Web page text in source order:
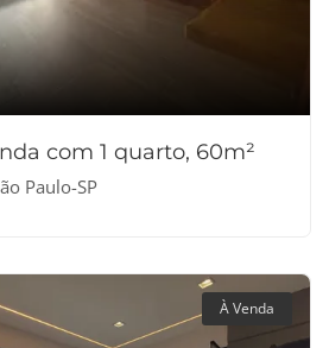
com 1 quarto, 60m²
Paulo-SP
À Venda